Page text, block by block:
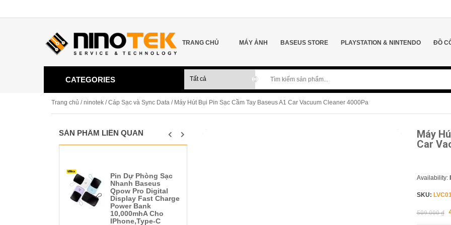
TRANG CHỦ MÁY ẢNH BASEUS STORE PLAYSTATION & NINTENDO ĐỒ
CATEGORIES
Trang chủ /ninotek /Cáp Sạc và Sync Data / Máy Hút Bụi Pin Sạc Cầm Tay Baseus A1 Car Vacuum Cleaner 4000Pa
SẢN PHẨM LIÊN QUAN
Pin Dự Phòng Sạc
Nhanh Baseus
Qpow Pro Digital
Display Fast Charge
Power Bank
10,000mhA Cho
IPhone,Type-C
Máy
Car
Availability:
SKU:
509.000₫